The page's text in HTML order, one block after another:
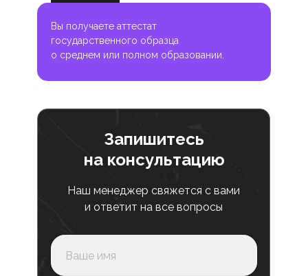
Вы получаете аттестат
государственного образца
о среднем или полном образовании.
Запишитесь
на консультацию
Наш менеджер свяжется с вами
и ответит на все вопросы